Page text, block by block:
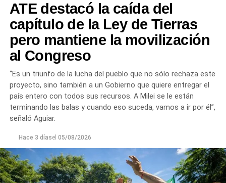
terminando las balas. Tiene que saber que empezamos a
ir por él», sentenció Aguiar.
Las movilizaciones además se replicarán en todas las
provincias en el marco de la Jornada Nacional de
dispuesta por el sindicato estatal en reclamo por
«reapertura de paritarias y urgente recomposición salarial
y de jubilaciones; rechazo al vaciamiento de los
organismos públicos; pase a planta permanente de todas
las y los trabajadores precarizados; rechazo a las
todas las y los trabajadores despedidos; restitución de los
fondos adeudados a las provincias y FGS de la ANSES; y
rechazo a la armonización de las Cajas Previsionales
Provinciales».
ATE destacó la caída del
capítulo de la Ley de Tierras
pero mantiene la movilización
al Congreso
“Es un triunfo de la lucha del pueblo que no sólo rechaza este
proyecto, sino también a un Gobierno que quiere entregar el
país entero con todos sus recursos. A Milei se le están
terminando las balas y cuando eso suceda, vamos a ir por él”,
señaló Aguiar.
Hace 3 díasel 05/08/2026